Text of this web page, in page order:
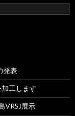
発表
工します
VRSJ展示